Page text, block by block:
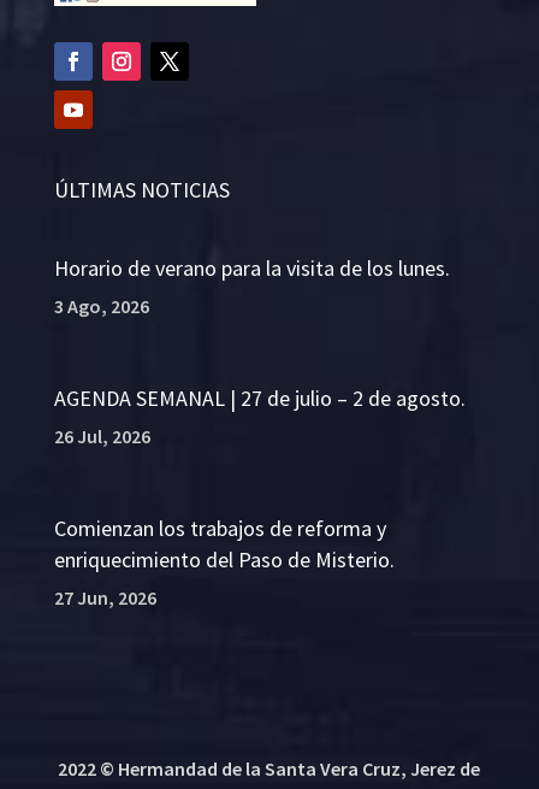
ÚLTIMAS NOTICIAS
Horario de verano para la visita de los lunes.
3 Ago, 2026
AGENDA SEMANAL | 27 de julio – 2 de agosto.
26 Jul, 2026
Comienzan los trabajos de reforma y
enriquecimiento del Paso de Misterio.
27 Jun, 2026
2022 © Hermandad de la Santa Vera Cruz, Jerez de